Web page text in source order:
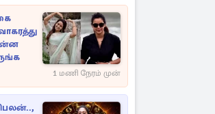
1 மணி நேரம் முன்